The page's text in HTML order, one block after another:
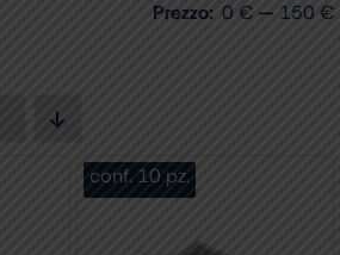
Prezzo: 0 € — 150 €
conf. 10 pz.